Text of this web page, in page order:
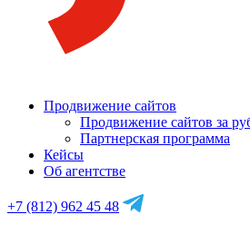
Продвижение сайтов
Продвижение сайтов за
Партнерская программа
Кейсы
Об агентстве
+7 (812) 962 45 48